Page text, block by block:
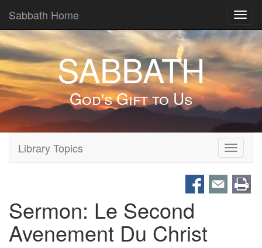
Sabbath Home
SABBATH
God's Gift to Us
Toggle
Library Topics
Sermon: Le Second
Avenement Du Christ